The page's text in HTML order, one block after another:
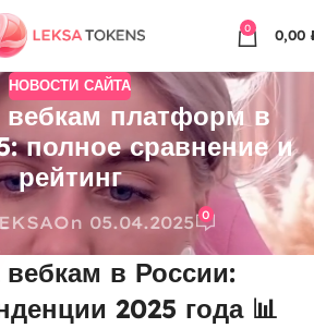
0 0,00
НОВОСТИ САЙТА
платформ в
полное сравнение и
рейтинг
On 05.04.2025 0
в России:
2025 года 📊